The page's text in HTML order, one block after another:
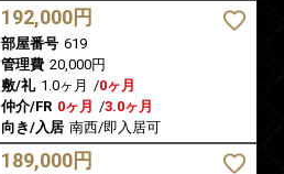
192,000円
部屋番号 619
管理費 20,000円
敷/礼 1.0ヶ月 /0ヶ月
仲介/FR 0ヶ月 /3.0ヶ月
向き/入居 南西/即入居可
189,000円